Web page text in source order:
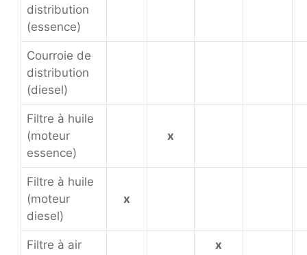
distribution
(essence)
Courroie de
distribution
(diesel)
Filtre à huile
(moteur
essence)
x
Filtre à huile
(moteur
diesel)
x
Filtre à air x